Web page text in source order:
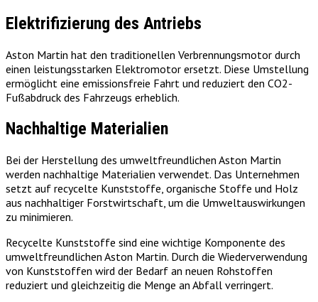
Elektrifizierung des Antriebs
Aston Martin hat den traditionellen Verbrennungsmotor durch
einen leistungsstarken Elektromotor ersetzt. Diese Umstellung
ermöglicht eine emissionsfreie Fahrt und reduziert den CO2-
Fußabdruck des Fahrzeugs erheblich.
Nachhaltige Materialien
Bei der Herstellung des umweltfreundlichen Aston Martin
werden nachhaltige Materialien verwendet. Das Unternehmen
setzt auf recycelte Kunststoffe, organische Stoffe und Holz
aus nachhaltiger Forstwirtschaft, um die Umweltauswirkungen
zu minimieren.
Recycelte Kunststoffe sind eine wichtige Komponente des
umweltfreundlichen Aston Martin. Durch die Wiederverwendung
von Kunststoffen wird der Bedarf an neuen Rohstoffen
reduziert und gleichzeitig die Menge an Abfall verringert.